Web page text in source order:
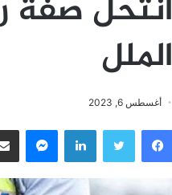
انتحل
الملل
أغسطس 6, 2023
فيسبوك تويتر لينكدإن